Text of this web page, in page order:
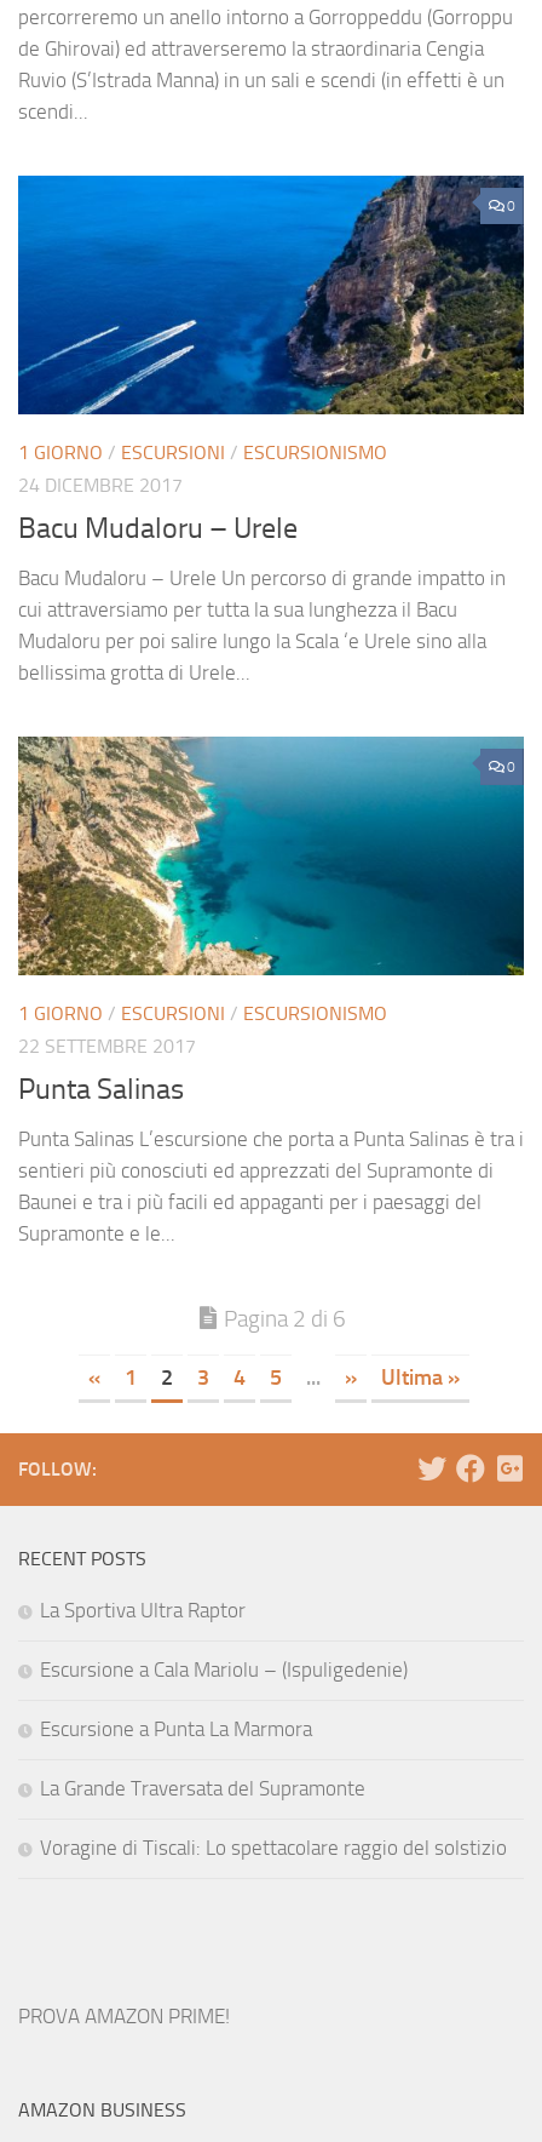
percorreremo un anello intorno a Gorroppeddu (Gorroppu
de Ghirovai) ed attraverseremo la straordinaria Cengia
Ruvio (S’Istrada Manna) in un sali e scendi (in effetti è un
scendi...
0
1 GIORNO / ESCURSIONI / ESCURSIONISMO
24 DICEMBRE 2017
Bacu Mudaloru – Urele
Bacu Mudaloru – Urele Un percorso di grande impatto in
cui attraversiamo per tutta la sua lunghezza il Bacu
Mudaloru per poi salire lungo la Scala ‘e Urele sino alla
bellissima grotta di Urele...
0
1 GIORNO / ESCURSIONI / ESCURSIONISMO
22 SETTEMBRE 2017
Punta Salinas
Punta Salinas L’escursione che porta a Punta Salinas è tra i
sentieri più conosciuti ed apprezzati del Supramonte di
Baunei e tra i più facili ed appaganti per i paesaggi del
Supramonte e le...
Pagina 2 di 6
« 1 2 3 4 5 ... » Ultima »
FOLLOW:
RECENT POSTS
La Sportiva Ultra Raptor
Escursione a Cala Mariolu – (Ispuligedenie)
Escursione a Punta La Marmora
La Grande Traversata del Supramonte
Voragine di Tiscali: Lo spettacolare raggio del solstizio
PROVA AMAZON PRIME!
AMAZON BUSINESS